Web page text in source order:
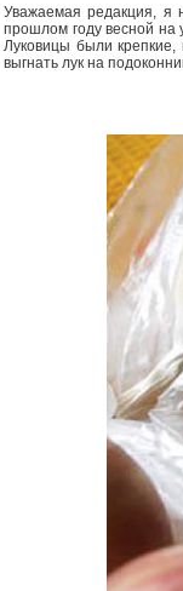
Уважаемая редакция, я
прошлом году весной на
Луковицы были
выгнать лук на